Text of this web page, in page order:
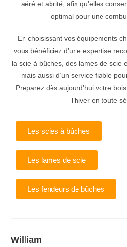
aéré et abrité, afin qu’elles
optimal pour une
En choisissant vos équipements
vous bénéficiez d’une expertise
la scie à bûches, des lames de scie
mais aussi d’un service fiable
Préparez dès aujourd’hui votre
l’hiver en toute
Les scies à bûches
Les lames de scie
Les fendeurs de bûches
William